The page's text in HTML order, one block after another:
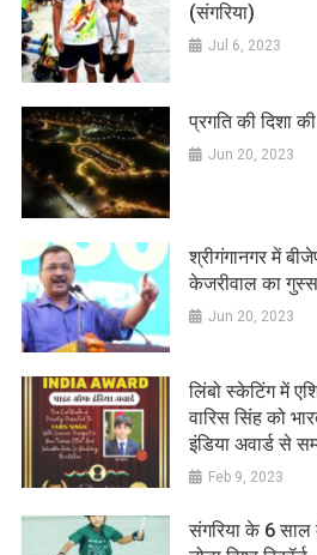
(संगरिया)
Jul 6, 2023
प्रगति की दिशा
Jun 20, 2023
श्रीगंगानगर में
केजरीवाल का
Jun 20, 2023
लिंबो स्केटिंग में
वारिस सिंह को
इंडिया अवार्ड से
Feb 9, 2023
संगरिया के 6 साल